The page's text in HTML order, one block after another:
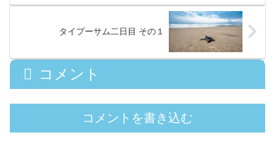
タイプーサム二日目 その１
コメント
コメントを書き込む